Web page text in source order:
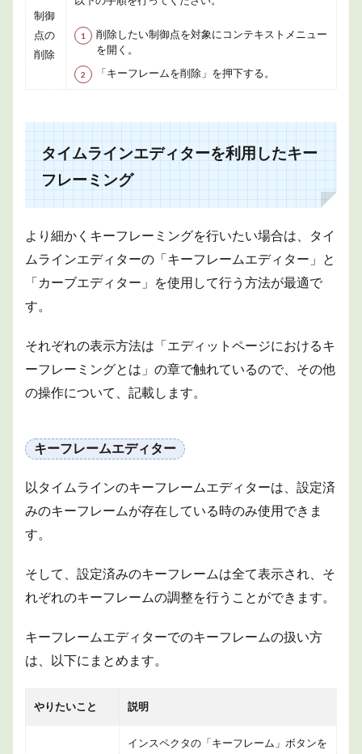
制御
点の
削除
削除したい制御点を対象にコンテキストメニュー
を開く。
「キーフレームを削除」を押下する。
タイムラインエディターを利用したキー
フレーミング
より細かくキーフレーミングを行いたい場合は、タイ
ムラインエディターの「キーフレームエディター」と
「カーブエディター」を使用して行う方法が最適で
す。
それぞれの表示方法は「エディットページにおけるキ
ーフレーミングとは」の章で触れているので、その他
の操作について、記載します。
キーフレームエディター
以タイムラインのキーフレームエディターは、設定済
みのキーフレームが存在している時のみ使用できま
す。
そして、設定済みのキーフレームは全て表示され、そ
れぞれのキーフレームの調整を行うことができます。
キーフレームエディターでのキーフレームの扱い方
は、以下にまとめます。
やりたいこと 説明
インスペクタの「キーフレーム」ボタンを